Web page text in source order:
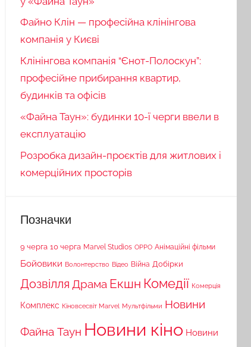
Файно Клін — професійна клінінгова
компанія у Києві
Клінінгова компанія “Єнот-Полоскун”:
професійне прибирання квартир,
будинків та офісів
«Файна Таун»: будинки 10-ї черги ввели в
експлуатацію
Розробка дизайн-проєктів для житлових і
комерційних просторів
Позначки
9 черга 10 черга Marvel Studios OPPO Анімаційні фільми
Бойовики Волонтерство Відео Війна Добірки
Дозвілля Драма Екшн Комедії Комерція
Комплекс Кіновсесвіт Marvel Мультфільми Новини
Файна Таун Новини кіно Новини